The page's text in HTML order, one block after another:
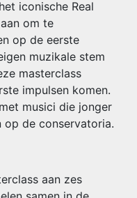
iconische Real
om te
op de eerste
muzikale stem
masterclass
impulsen komen.
musici die jonger
op de conservatoria.
aan zes